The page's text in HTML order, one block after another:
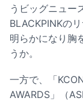
うビッグニュー
BLACKPINKの
明らかになり胸
うか。
一方で、「
AWARDS」（